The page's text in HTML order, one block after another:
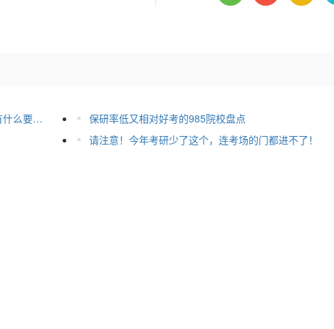
须知！大三、大专、自考本、本科结业考研都有什么要求？
保研率低又相对好考的985院校盘点
请注意！今年考研少了这个，连考场的门都进不了！